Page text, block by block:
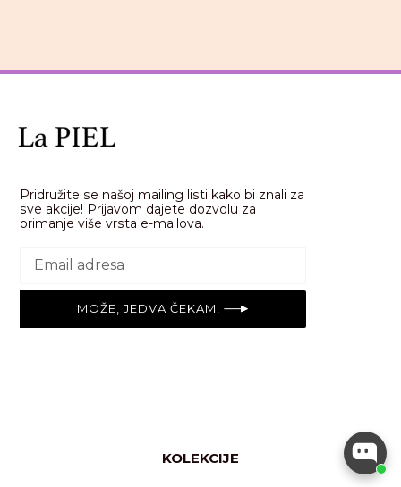
Pridružite se našoj mailing listi kako bi znali za
sve akcije! Prijavom dajete dozvolu za
primanje više vrsta e-mailova.
MOŽE, JEDVA ČEKAM!
KOLEKCIJE